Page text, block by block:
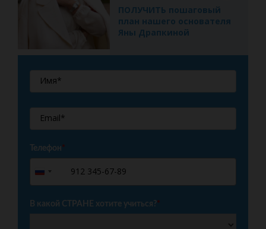
ПОЛУЧИТЬ пошаговый
план нашего основателя
Яны Драпкиной
Телефон*
Russia
+7
В какой СТРАНЕ хотите учиться?*